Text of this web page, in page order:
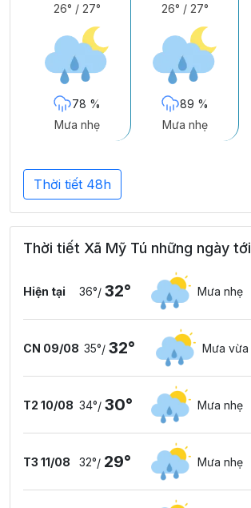
26° / 27°
78 %
Mưa nhẹ
26° / 27°
89 %
Mưa nhẹ
Thời tiết 48h
Thời tiết Xã Mỹ Tú những ngày tới
Hiện tại 36°/ 32° Mưa nhẹ
CN 09/08 35°/ 32° Mưa vừa
T2 10/08 34°/ 30° Mưa nhẹ
T3 11/08 32°/ 29° Mưa nhẹ